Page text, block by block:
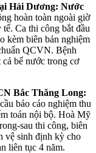
Hải Dương: Nước
hoàn toàn ngoài giờ
Ca thi công bắt đầu
kèm biên bản nghiệm
QCVN. Bệnh
bể nước trong cơ
Bắc Thăng Long:
báo cáo nghiệm thu
toán nội bộ. Hoà Mỹ
sau thi công, biên
vệ sinh định kỳ cho
liên tục 4 năm.